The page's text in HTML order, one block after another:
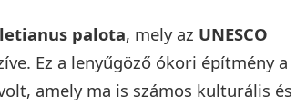
palota, mely az UNESCO
Ez a lenyűgöző ókori építmény a
amely ma is számos kulturális és